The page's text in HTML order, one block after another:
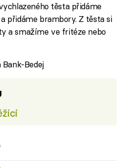
těsta přidáme
přidáme brambory. Z těsta si
a smažíme ve fritéze nebo
Bedej